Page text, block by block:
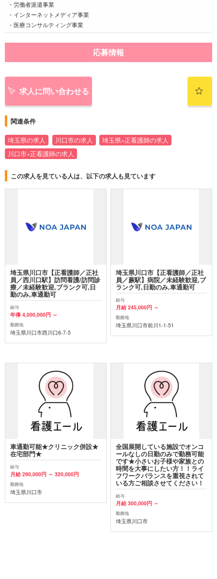
・労働者派遣事業
・インターネットメディア事業
・医療コンサルティング事業
応募情報
求人に問い合わせる
関連条件
埼玉県の求人 川口市の求人
埼玉県×正看護師の求人
川口市×正看護師の求人
この求人を見ている人は、以下の求人も見ています
埼玉県川口市【正看護師／正社
員／西川口駅】訪問看護/訪問診
療／未経験歓迎,ブランク可,日
勤のみ,車通勤可
給与
年俸 4,000,000円 ～
勤務地
埼玉県川口市西川口6-7-5
埼玉県川口市【正看護師／正社
員／蕨駅】病院／未経験歓迎,ブ
ランク可,日勤のみ,車通勤可
給与
月給 245,000円 ～
勤務地
埼玉県川口市前川1-1-51
車通勤可能★クリニック併設★
在宅部門★
給与
月給 290,000円 ～ 320,000円
勤務地
埼玉県川口市
全国展開している施設でオンコ
ールなしの日勤のみで勤務可能
です★小さいお子様や家族との
時間を大事にしたい方！！ライ
フワークバランスを重視されて
いる方ご相談させてください！
給与
月給 300,000円 ～
勤務地
埼玉県川口市